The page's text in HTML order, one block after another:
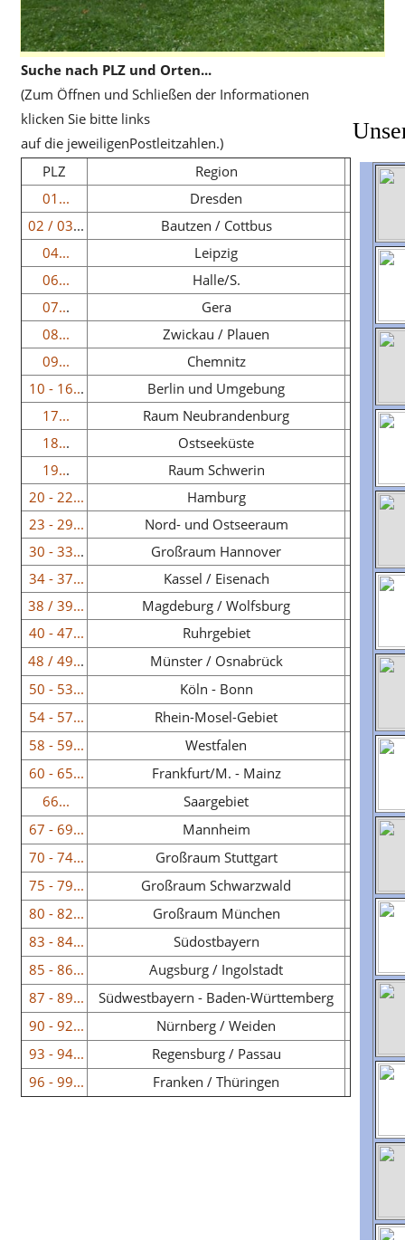
Suche nach PLZ und Orten...
(Zum Öffnen und Schließen der Informationen
klicken Sie bitte links
auf die jeweiligenPostleitzahlen.)
PLZ
Region
01...
Dresden
02 / 03...
Bautzen / Cottbus
04...
Leipzig
06...
Halle/S.
07...
Gera
08...
Zwickau / Plauen
09...
Chemnitz
10 - 16...
Berlin und Umgebung
17...
Raum Neubrandenburg
18...
Ostseeküste
19...
Raum Schwerin
20 - 22...
Hamburg
23 - 29...
Nord- und Ostseeraum
30 - 33...
Großraum Hannover
34 - 37...
Kassel / Eisenach
38 / 39...
Magdeburg / Wolfsburg
40 - 47...
Ruhrgebiet
48 / 49...
Münster / Osnabrück
50 - 53...
Köln - Bonn
54 - 57...
Rhein-Mosel-Gebiet
58 - 59...
Westfalen
60 - 65...
Frankfurt/M. - Mainz
66...
Saargebiet
67 - 69...
Mannheim
70 - 74...
Großraum Stuttgart
75 - 79...
Großraum Schwarzwald
80 - 82...
Großraum München
83 - 84...
Südostbayern
85 - 86...
Augsburg / Ingolstadt
87 - 89...
Südwestbayern - Baden-Württemberg
90 - 92...
Nürnberg / Weiden
93 - 94...
Regensburg / Passau
96 - 99...
Franken / Thüringen